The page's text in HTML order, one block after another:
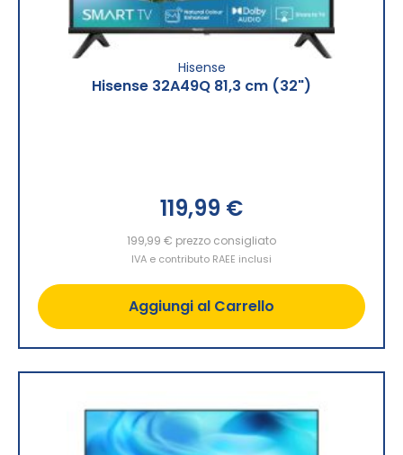
Hisense
Hisense 32A49Q 81,3 cm (32")
Special
Price
119,99 €
199,99 € prezzo consigliato
IVA e contributo RAEE inclusi
Aggiungi al Carrello